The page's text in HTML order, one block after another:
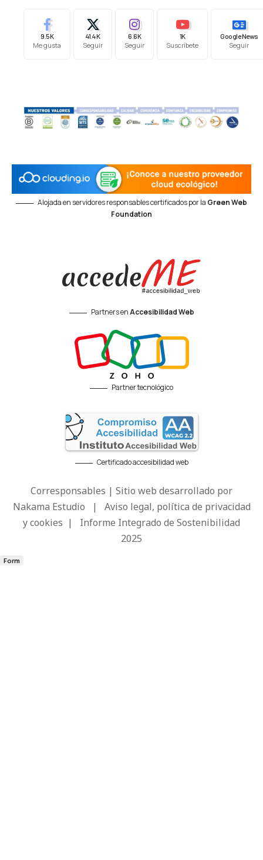
9.5K
Me gusta
41.4K
Seguir
6.6K
Seguir
1K
Suscríbete
Google News
Seguir
Alojada en servidores responsables certificados por la Green Web
Foundation
Partners enAccesibilidad Web
Partner tecnológico
Certificado accesibilidad web
Corresponsables | Sitio web desarrollado por
Nakama Estudio | Aviso legal, política de privacidad
y cookies | Informe Integrado de Sostenibilidad
2025
Form